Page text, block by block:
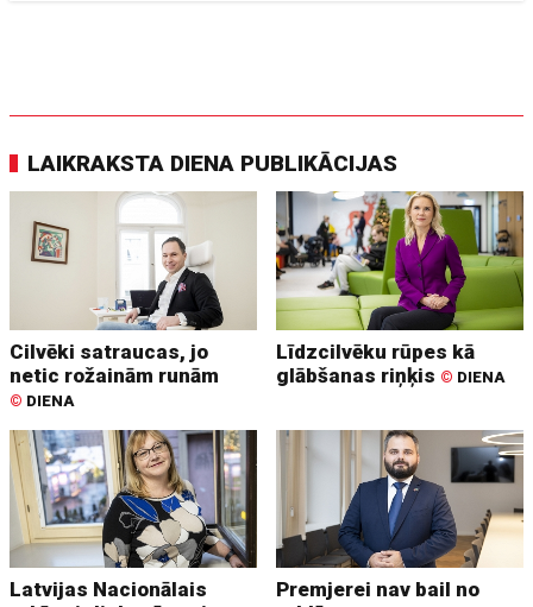
LAIKRAKSTA DIENA PUBLIKĀCIJAS
Cilvēki satraucas, jo
netic rožainām runām
© DIENA
Līdzcilvēku rūpes kā
glābšanas riņķis © DIENA
Latvijas Nacionālais
Premjerei nav bail no